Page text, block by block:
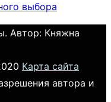
выбора
Автор: Княжна
Карта сайта
автора и